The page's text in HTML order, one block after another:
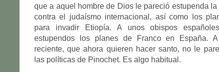
que a aquel hombre de Dios le pareció estupenda
contra el judaísmo internacional, así como los
para invadir Etiopía. A unos obispos
estupendos los planes de Franco en España.
reciente, que ahora quieren hacer santo, no le
las políticas de Pinochet. Es algo habitual.